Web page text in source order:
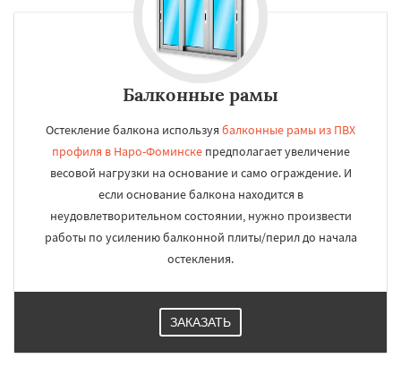
Балконные рамы
Остекление балкона используя балконные рамы из ПВХ
профиля в Наро-Фоминскепредполагает увеличение
весовой нагрузки на основание и само ограждение. И
если основание балкона находится в
неудовлетворительном состоянии, нужно произвести
работы по усилению балконной плиты/перил до начала
остекления.
ЗАКАЗАТЬ